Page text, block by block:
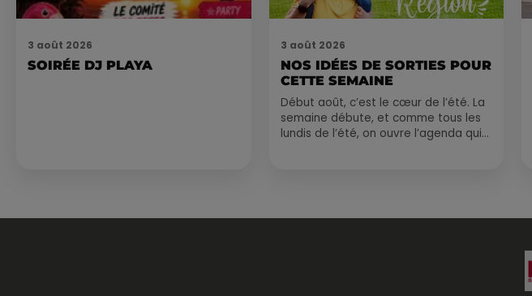
3 août 2026
SOIRÉE DJ PLAYA
3 août 2026
NOS IDÉES DE SORTIES POUR
CETTE SEMAINE
Début août, c’est le cœur de l’été. La
semaine débute, et comme tous les
lundis de l’été, on ouvre l’agenda qui